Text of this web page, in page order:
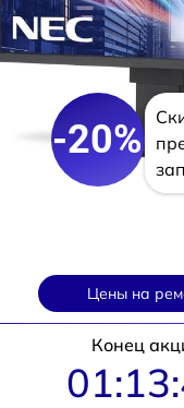
-20%
Цены на
Конец